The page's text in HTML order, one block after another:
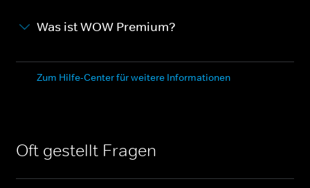
Was ist WOW Premium?
Zum Hilfe-Center für weitere Informationen
Oft gestellt Fragen